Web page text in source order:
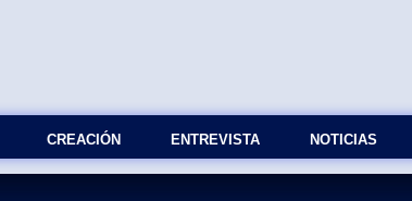
СREACIÓN ENTREVISTA NOTICIAS